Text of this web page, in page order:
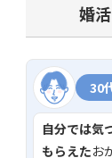
婚
30
自分では気
もらえたお